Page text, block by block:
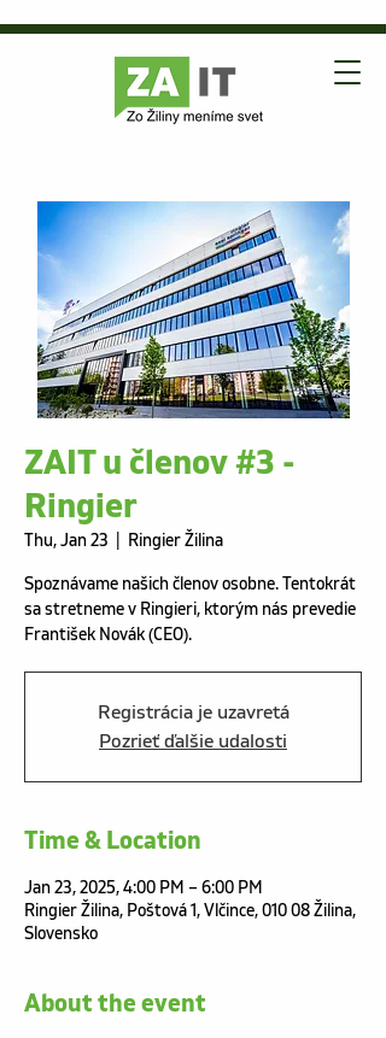
ZAIT u členov #3 -
Ringier
Thu, Jan 23 Ringier Žilina
Spoznávame našich členov osobne. Tentokrát
sa stretneme v Ringieri, ktorým nás prevedie
František Novák (CEO).
Registrácia je uzavretá
Pozrieť ďalšie udalosti
Time & Location
Jan 23, 2025, 4:00 PM – 6:00 PM
Ringier Žilina, Poštová 1, Vlčince, 010 08 Žilina,
Slovensko
About the event